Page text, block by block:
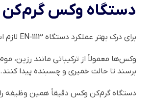
دستگاه وکس گرم‌کن
برای درک بهتر عملکرد دستگاه EN‑1113 لازم است ابتدا بدانیم فرآیند ذوب وکس چگونه انجام می‌شود.
وکس‌ها معمولاً از ترکیباتی مانند
برسند تا حالت خمیری و چسبنده پیدا کنند.
دستگاه گرم‌کن وکس دقیقاً همین وظیفه